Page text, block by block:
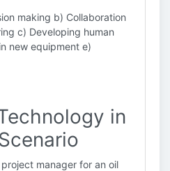
making b) Collaboration
c) Developing human
new equipment e)
in
project manager for an oil